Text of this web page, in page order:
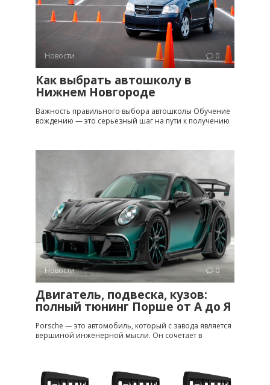
Новости 0
Как выбрать автошколу в
Нижнем Новгороде
Важность правильного выбора автошколы Обучение
вождению — это серьезный шаг на пути к получению
Новости 0
Двигатель, подвеска, кузов:
полный тюнинг Порше от A до Я
Porsche — это автомобиль, который с завода является
вершиной инженерной мысли. Он сочетает в